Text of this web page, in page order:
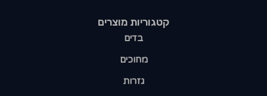
קטגוריות מוצרים​
בדים
מחוכים
גזרות